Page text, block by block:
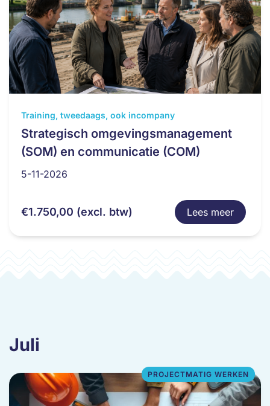
Training, tweedaags, ook incompany
Strategisch omgevingsmanagement
(SOM) en communicatie (COM)
5-11-2026
€1.750,00 (excl. btw) Lees meer
Dit
product
heeft
meerdere
variaties.
kan
Juli
PROJECTMATIG WERKEN